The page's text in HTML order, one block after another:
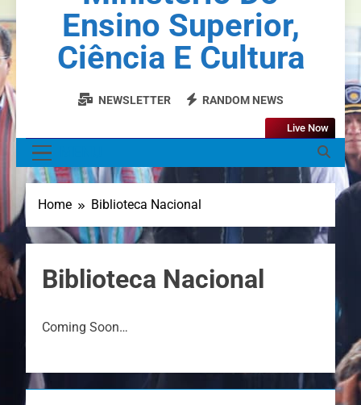
Ensino Superior,
Ciência E Cultura
NEWSLETTER RANDOM NEWS
Live Now
Home Biblioteca Nacional
Biblioteca Nacional
Coming Soon…